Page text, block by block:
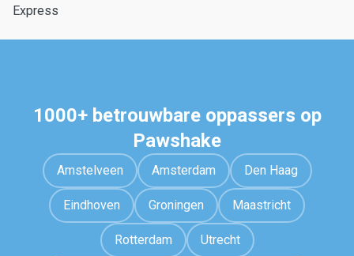
Express
1000+ betrouwbare oppassers op
Pawshake
Amstelveen Amsterdam Den Haag
Eindhoven Groningen Maastricht
Rotterdam Utrecht